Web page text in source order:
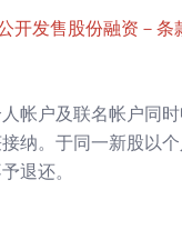
开发售股份融资－条
帐户及联名帐户同
纳。于同一新股以
退还。